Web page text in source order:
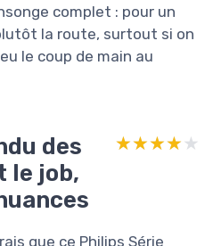
complet : pour un
la route, surtout si on
le coup de main au
des
le job,
★★★★★
★★★★★
que ce Philips Série